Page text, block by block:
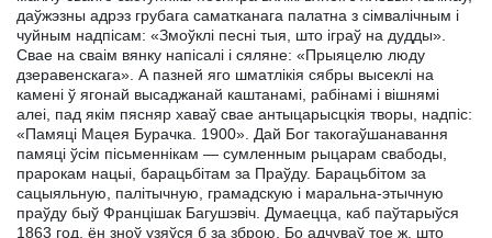
даўжэзны адрэз грубага саматканага палатна з сімвалічным і
чуйным надпісам: «Змоўклі песні тыя, што іграў на дудды».
Свае на сваім вянку напісалі і сяляне: «Прыяцелю люду
дзеравенскага». А пазней яго шматлікія сябры высеклі на
камені ў ягонай высаджанай каштанамі, рабінамі і вішнямі
алеі, пад якім пясняр хаваў свае антыцарысцкія творы, надпіс:
«Памяці Мацея Бурачка. 1900». Дай Бог такогаўшанавання
памяці ўсім пісьменнікам — сумленным рыцарам свабоды,
прарокам нацыі, барацьбітам за Праўду. Барацьбітом за
сацыяльную, палітычную, грамадскую і маральна-этычную
праўду быў Францішак Багушэвіч. Думаецца, каб паўтарыўся
1863 год, ён зноў узяўся б за зброю. Бо адчуваў тое ж, што